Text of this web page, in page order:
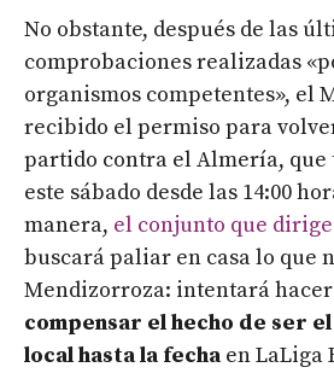
No obstante, después de las
comprobaciones realizadas
organismos competentes», el
recibido el permiso para
partido contra el Almería, que
este sábado desde las 14:00
manera, el conjunto que dirige
buscará paliar en casa lo que
Mendizorroza: intentará
compensar el hecho de ser
local hasta la fecha en LaLiga